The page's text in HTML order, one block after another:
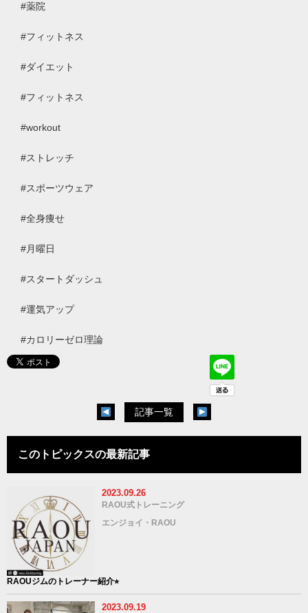
#薬院
#フィットネス
#ダイエット
#フィットネス
#workout
#ストレッチ
#スポーツウェア
#全身痩せ
#月曜日
#スタートダッシュ
#運気アップ
#カロリーゼロ理論
記事一覧
このトピックスの最新記事
2023.09.26
RAOU式トレーニング
エンジョイ・RAOU
RAOUジムのトレーナー紹介⭐︎
2023.09.19